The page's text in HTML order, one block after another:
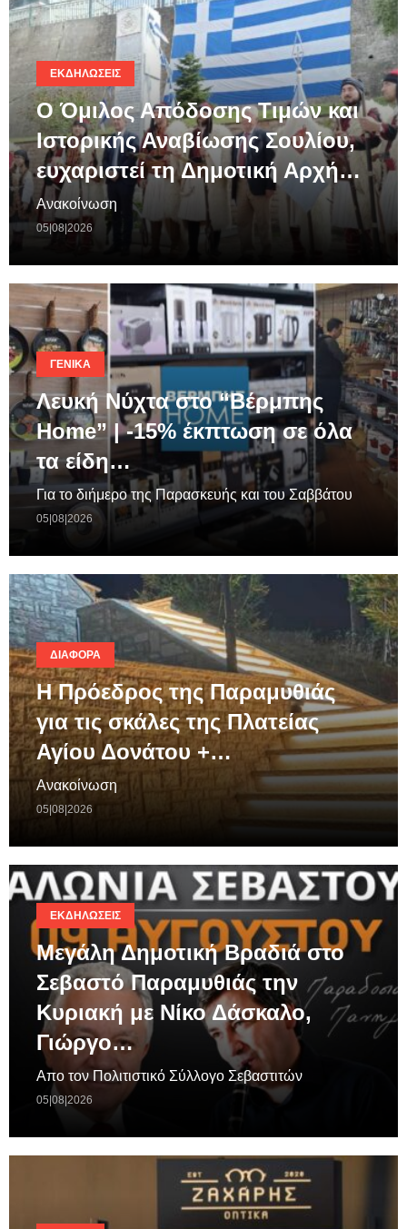
ΕΚΔΗΛΏΣΕΙΣ
Ο Όμιλος Απόδοσης Τιμών και
Ιστορικής Αναβίωσης Σουλίου,
ευχαριστεί τη Δημοτική Αρχή…
Ανακοίνωση
05|08|2026
ΓΕΝΙΚΆ
Λευκή Νύχτα στο “Βέρμπης
Home” | -15% έκπτωση σε όλα
τα είδη…
Για το διήμερο της Παρασκευής και του Σαββάτου
05|08|2026
ΔΙΆΦΟΡΑ
Η Πρόεδρος της Παραμυθιάς
για τις σκάλες της Πλατείας
Αγίου Δονάτου +…
Ανακοίνωση
05|08|2026
ΕΚΔΗΛΏΣΕΙΣ
Μεγάλη Δημοτική Βραδιά στο
Σεβαστό Παραμυθιάς την
Κυριακή με Νίκο Δάσκαλο,
Γιώργο…
Απο τον Πολιτιστικό Σύλλογο Σεβαστιτών
05|08|2026